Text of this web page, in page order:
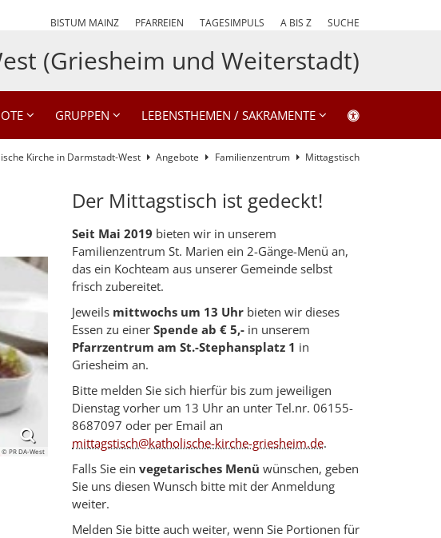
BISTUM MAINZ PFARREIEN TAGESIMPULS A BIS Z SUCHE
(Griesheim und Weiterstadt)
GRUPPEN LEBENSTHEMEN / SAKRAMENTE
Kirche in Darmstadt-West Angebote Familienzentrum Mittagstisch
© PR DA-West
Der Mittagstisch ist gedeckt!
Seit Mai 2019 bieten wir in unserem
Familienzentrum St. Marien ein 2-Gänge-Menü an,
das ein Kochteam aus unserer Gemeinde selbst
frisch zubereitet.
Jeweils mittwochs um 13 Uhr bieten wir dieses
Essen zu einer Spende ab € 5,- in unserem
Pfarrzentrum am St.-Stephansplatz 1 in
Griesheim an.
Bitte melden Sie sich hierfür bis zum jeweiligen
Dienstag vorher um 13 Uhr an unter Tel.nr. 06155-
8687097 oder per Email an
mittagstisch@katholische-kirche-griesheim.de.
Falls Sie ein vegetarisches Menü wünschen, geben
Sie uns diesen Wunsch bitte mit der Anmeldung
weiter.
Melden Sie bitte auch weiter, wenn Sie Portionen für